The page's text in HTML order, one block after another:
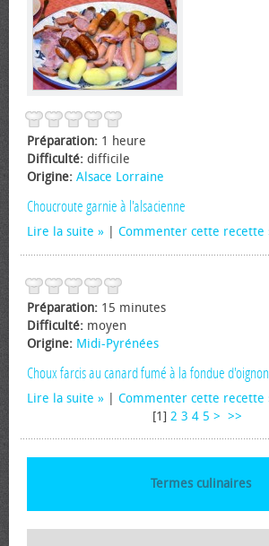
Préparation: 1 heure
Difficulté: difficile
Origine: Alsace Lorraine
Choucroute garnie à l'alsacienne
Lire la suite Commenter cette recette
Préparation: 15 minutes
Difficulté: moyen
Origine: Midi-Pyrénées
Choux farcis au canard fumé à la fondue d'oignon
Lire la suite
Commenter cette recette
[1] 2 3 4 5 > >>
Termes culinaires